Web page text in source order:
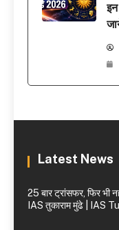
इन
Latest News
25 बार ट्रांसफर, फिर भी
IAS तुकाराम मुंढे | IAS